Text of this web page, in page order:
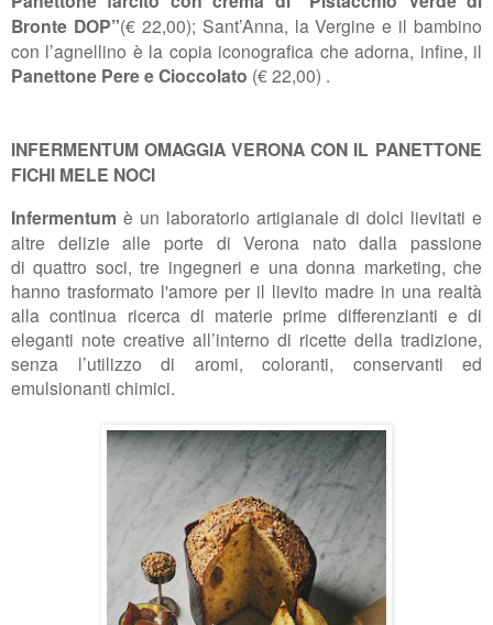
Bronte DOP”(€ 22,00); Sant’Anna, la Vergine e il bambino
con l’agnellino è la copia iconografica che adorna, infine, il
Panettone Pere e Cioccolato (€ 22,00) .
INFERMENTUM OMAGGIA VERONA CON IL PANETTONE
FICHI MELE NOCI
Infermentum è un laboratorio artigianale di dolci lievitati e
altre delizie alle porte di Verona nato dalla passione
di quattro soci, tre ingegneri e una donna marketing, che
hanno trasformato l'amore per il lievito madre in una realtà
alla continua ricerca di materie prime differenzianti e di
eleganti note creative all’interno di ricette della tradizione,
senza l’utilizzo di aromi, coloranti, conservanti ed
emulsionanti chimici.